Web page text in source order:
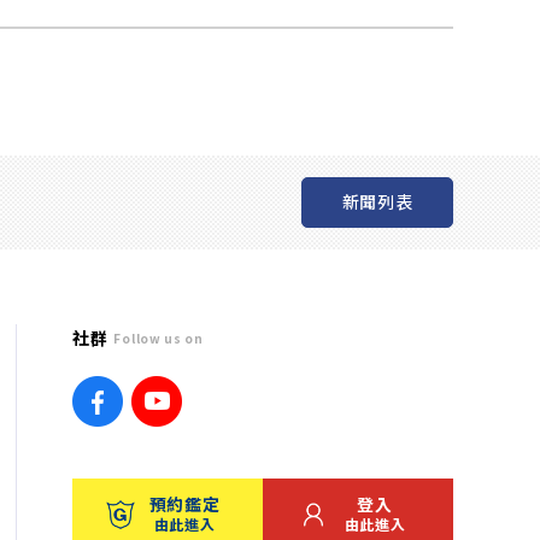
新聞列表
社群 Follow us on
預約鑑定
由此進入
登入
由此進入